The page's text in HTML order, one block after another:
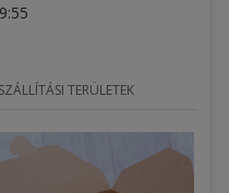
SZÁLLÍTÁSI TERÜLETEK